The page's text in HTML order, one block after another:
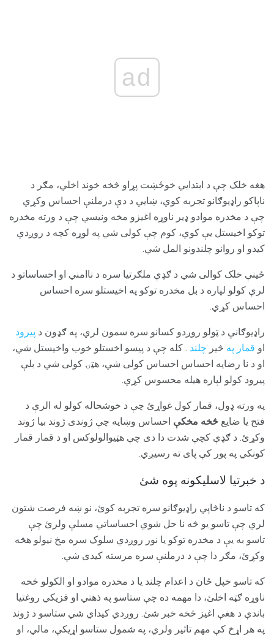
ad
هغه خلک چې د ابتدايي خوځښت پړاو څخه خوند اخلي، مګر د
ناپاکو راډیوګانو تجربه کوي، ښايي د دې درملنې احساس وکړي
چې د مخدره موادو ډیر ناوړه اغیزو مخه ونیسي چې د ورته مخدره
توکو اخیستل یې کوي، کوم چې کولی شي په لوړه کچه د روږدي
کیدو او روانو چلندونو المل شي.
ځینې ​​خلک کوالی شي د ګډې ملګرتیا سره د ناامني او احساساتو د
لرې کولو لپاره د بل مخدره توکو په اخیستلو سره احساس
احساس کړي.
راډیوګانې د ټولو روږدو کسانو سره سمون لري، په ګډون د پیرود
او قمار په څیر چلند . کله چې د پیسو اخستلو خوب واخیستل شي،
او د نا رضایه احساس احساس کولی شي، هټۍ کولی شي د بلې
پیرود کولو لپاره هیله محسوس کړي.
په ورته ډول، قمار کول غواړئ چې د خوشحاله کولو له الرې د
فتح یا ضایع څخه مخکې احساس وښایه چې ژوندی ژوند بیا ژوند
وکړئ. د ګډې کچې شدت دا دی چې هټیوالولوکس او د قمار قمار
کونکي په پور کې پای ته رسیږي.
د خبرتیا لاسلیکونه پوه شئ
که تاسو د ناڅاپي راډیوګانو سره تجربه کوئ، نو ښه فرصت شتون
لري چې تاسو یو څه نا حل شوي احساساتي مسلې ولرئ چې
تاسو به یې د مخدره توکو یا نور روږدي سلوک سره مخ نیولو هڅه
وکړئ، مګر دا چې د درملنې سره مرسته کیدی شي.
که تاسو خپل ځان د اعدام چلند یا د مخدره موادو او الکولو څخه
ناوړه ګټه اخلئ، دا مهمه ده چې ستاسو په ذهني او فزیکي روغتیا
باندې د هغې اغیز څخه خبر شئ. روږدي کیداي شي ستاسو د ژوند
په هر اړخ کې مهم تاثیر ولري، په شمول ستاسو اړیکې، مالي، او